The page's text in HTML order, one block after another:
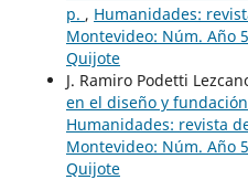
p. , Humanidades:
Montevideo: Núm. Año
Quijote
J. Ramiro Podetti
en el diseño y
Humanidades: revista
Montevideo: Núm. Año
Quijote